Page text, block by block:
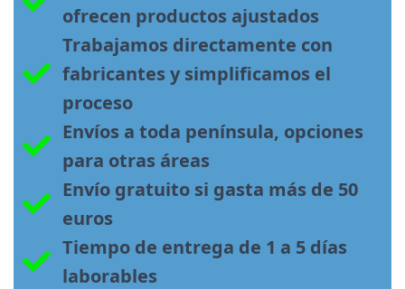
ofrecen productos ajustados
Trabajamos directamente con
fabricantes y simplificamos el
proceso
Envíos a toda península, opciones
para otras áreas
Envío gratuito si gasta más de 50
euros
Tiempo de entrega de 1 a 5 días
laborables